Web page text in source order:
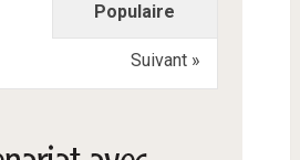
Populaire
Suivant »